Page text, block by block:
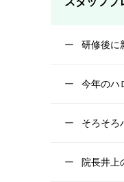
研修後に
今年のハ
そろそろ
院長井上